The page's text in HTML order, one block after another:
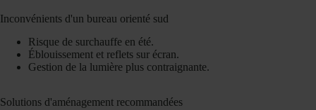
Inconvénients d'un bureau orienté sud
Risque de surchauffe en été.
Éblouissement et reflets sur écran.
Gestion de la lumière plus contraignante.
Solutions d'aménagement recommandées